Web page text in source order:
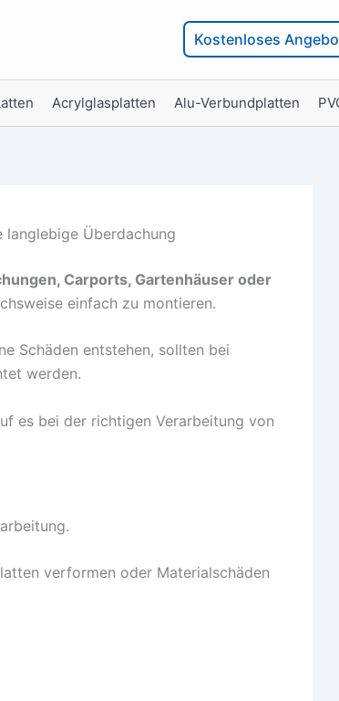
Kostenloses
Acrylglasplatten Alu-Verbundplatten
Überdachung
Carports, Gartenhäuser oder
einfach zu montieren.
Schäden entstehen, sollten bei
werden.
es bei der richtigen Verarbeitung von
verformen oder Materialschäden